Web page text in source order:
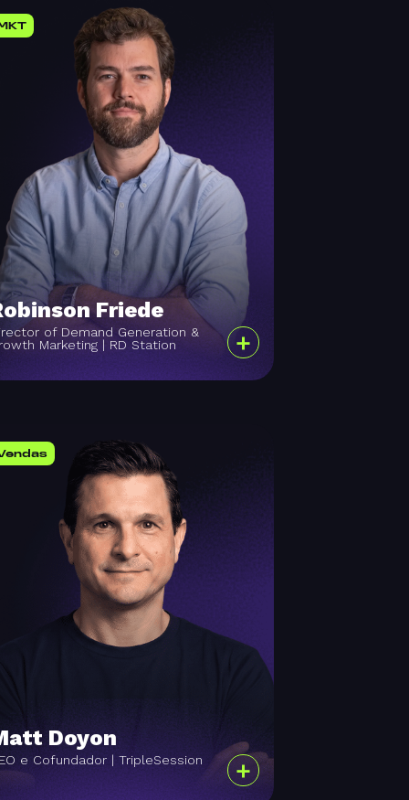
Friede
of Demand Generation &
Marketing | RD Station
+
Doyon
e Cofundador | TripleSession +